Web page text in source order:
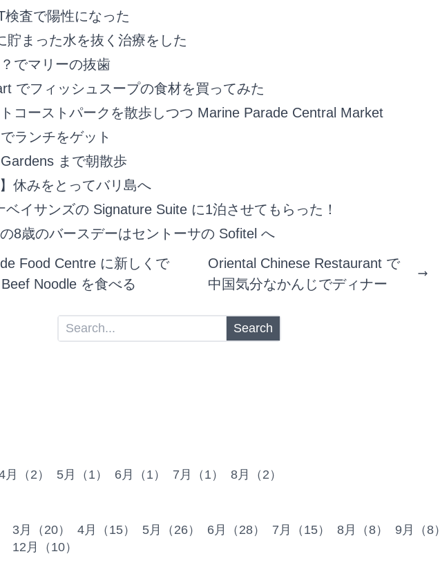
検査で陽性になった
貯まった水を抜く治療をした
でマリーの抜歯
でフィッシュスープの食材を買ってみた
コーストパークを散歩しつつ Marine Parade Central Market
ランチをゲット
まで朝散歩
】休みをとってバリ島へ
ベイサンズの Signature Suite に1泊させてもらった！
8歳のバースデーはセントーサの Sofitel へ
Food Centre に新しくで
Noodle を食べる
Oriental Chinese Restaurant で
中国気分なかんじでディナー
Search
月（2） 5月（1） 6月（1） 7月（1） 8月（2）
3月（20） 4月（15） 5月（26） 6月（28） 7月（15） 8月（8）
9月（8）
12月（10）